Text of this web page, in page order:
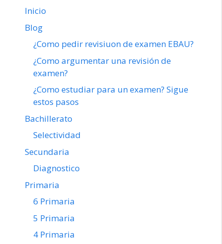
Inicio
Blog
¿Como pedir revisiuon de examen EBAU?
¿Como argumentar una revisión de
examen?
¿Como estudiar para un examen? Sigue
estos pasos
Bachillerato
Selectividad
Secundaria
Diagnostico
Primaria
6 Primaria
5 Primaria
4 Primaria